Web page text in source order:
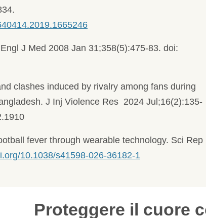
J Med 2008 Jan 31;358(5):475-83. doi:
clashes induced by rivalry among fans during
J Inj Violence Res 2024 Jul;16(2):135-
fever through wearable technology. Sci Rep
10.1038/s41598-026-36182-1
Giornata Mondiale